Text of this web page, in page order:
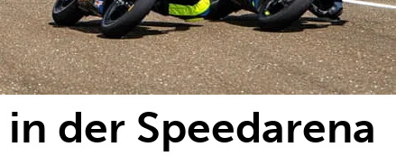
der Speedarena